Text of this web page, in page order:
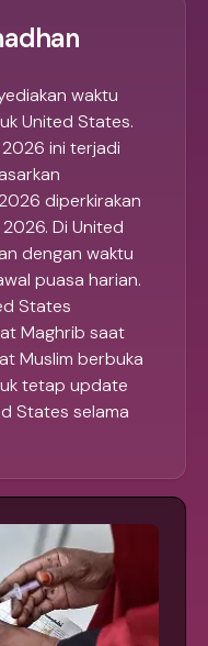
waktu
United States.
ini terjadi
diperkirakan
Di United
dengan waktu
puasa harian.
States
Maghrib saat
Muslim berbuka
tetap update
States selama